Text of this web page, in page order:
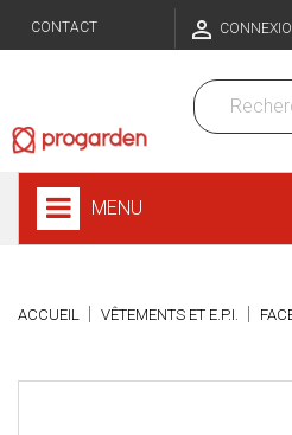
CONTACT 
MENU
ACCUEIL VÊTEMENTS ET E.P.I.